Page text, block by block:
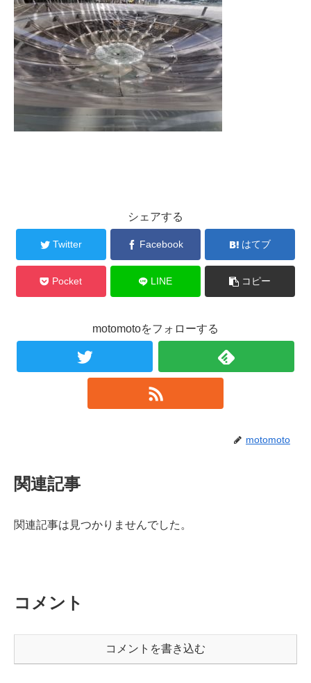
シェアする
Twitter Facebook はてブ
Pocket LINE コピー
motomotoをフォローする
motomoto
関連記事
関連記事は見つかりませんでした。
コメント
コメントを書き込む